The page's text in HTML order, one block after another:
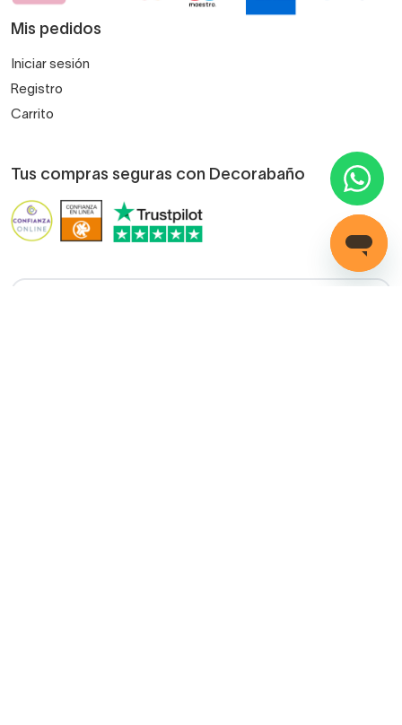
Mis pedidos
Iniciar sesión
Registro
Carrito
Tus compras seguras con Decorabaño